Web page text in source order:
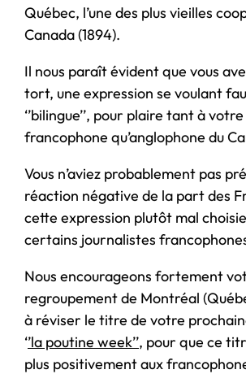
Québec, l’une des plus vieilles
Canada (1894).
Il nous paraît évident que vous
tort, une expression se voulant
‘’bilingue’’, pour plaire tant à
francophone qu’anglophone du
Vous n’aviez probablement pas
réaction négative de la part des
cette expression plutôt mal
certains journalistes
Nous encourageons fortement
regroupement de Montréal
à réviser le titre de votre
‘’la poutine week’’, pour que ce
plus positivement aux